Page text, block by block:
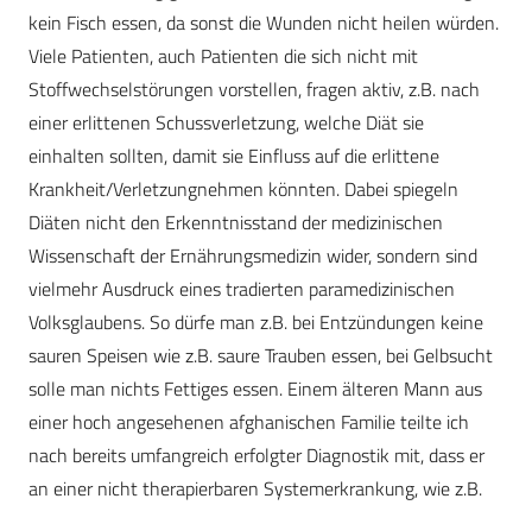
kein Fisch essen, da sonst die Wunden nicht heilen würden.
Viele Patienten, auch Patienten die sich nicht mit
Stoffwechselstörungen vorstellen, fragen aktiv, z.B. nach
einer erlittenen Schussverletzung, welche Diät sie
einhalten sollten, damit sie Einfluss auf die erlittene
Krankheit/Verletzungnehmen könnten. Dabei spiegeln
Diäten nicht den Erkenntnisstand der medizinischen
Wissenschaft der Ernährungsmedizin wider, sondern sind
vielmehr Ausdruck eines tradierten paramedizinischen
Volksglaubens. So dürfe man z.B. bei Entzündungen keine
sauren Speisen wie z.B. saure Trauben essen, bei Gelbsucht
solle man nichts Fettiges essen. Einem älteren Mann aus
einer hoch angesehenen afghanischen Familie teilte ich
nach bereits umfangreich erfolgter Diagnostik mit, dass er
an einer nicht therapierbaren Systemerkrankung, wie z.B.